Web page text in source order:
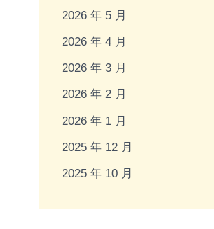
2026 年 5 月
2026 年 4 月
2026 年 3 月
2026 年 2 月
2026 年 1 月
2025 年 12 月
2025 年 10 月